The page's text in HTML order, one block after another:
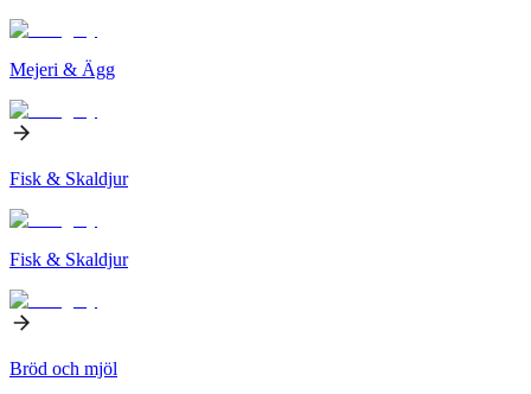
Mejeri & Ägg
Fisk & Skaldjur
Fisk & Skaldjur
Bröd och mjöl